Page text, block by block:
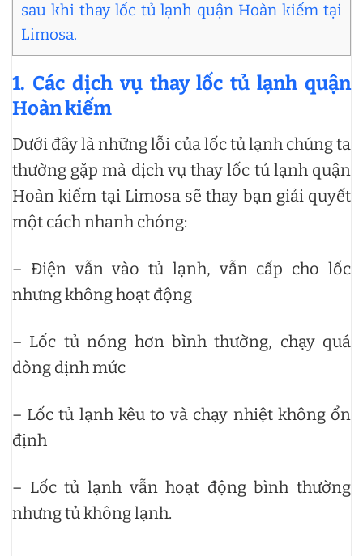
sau khi thay lốc tủ lạnh quận Hoàn kiếm tại
Limosa.
1. Các dịch vụ thay lốc tủ lạnh quận
Hoàn kiếm
Dưới đây là những lỗi của lốc tủ lạnh chúng ta
thường gặp mà dịch vụ thay lốc tủ lạnh quận
Hoàn kiếm tại Limosa sẽ thay bạn giải quyết
một cách nhanh chóng:
– Điện vẫn vào tủ lạnh, vẫn cấp cho lốc
nhưng không hoạt động
– Lốc tủ nóng hơn bình thường, chạy quá
dòng định mức
– Lốc tủ lạnh kêu to và chạy nhiệt không ổn
định
– Lốc tủ lạnh vẫn hoạt động bình thường
nhưng tủ không lạnh.